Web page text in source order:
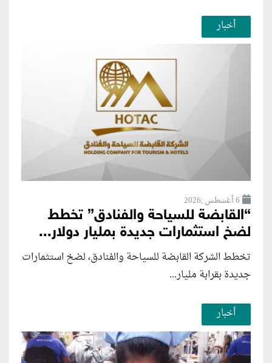
أخبار
6 أغسطس ,2026
“القابضة للسياحة والفنادق” تخطط
لضخ استثمارات جديدة بمليار دولار...
تخطط الشركة القابضة للسياحة والفنادق، لضخ استثمارات
جديدة بقرابة مليار...
أخبار